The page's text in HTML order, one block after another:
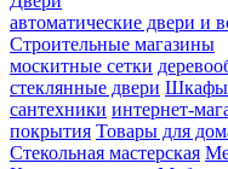
автоматические двери и
Строительные магазины
москитные сетки
стеклянные двери
сантехники интернет-
покрытия Товары для
Стекольная мастерская